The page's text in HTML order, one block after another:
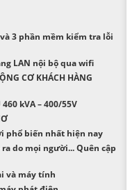
3 phần mềm kiểm tra lỗi
LAN nội bộ qua wifi
CƠ KHÁCH HÀNG
kVA – 400/55V
phổ biến nhất hiện nay
do mọi người... Quên cập
và máy tính